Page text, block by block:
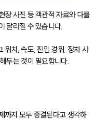
장 사진 등 객관적 자료와 다를
달라질 수 있습니다.
위치, 속도, 진입 경위, 정차 사
두는 것이 필요합니다.
까지 모두 종결된다고 생각하